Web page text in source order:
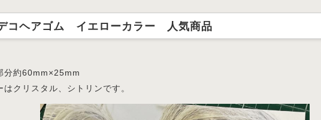
コヘアゴム イエローカラー 人気商品
分約60mm×25mm
はクリスタル、シトリンです。